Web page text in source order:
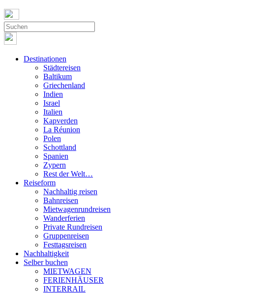
Destinationen
Städtereisen
Baltikum
Griechenland
Indien
Israel
Italien
Kapverden
La Réunion
Polen
Schottland
Spanien
Zypern
Rest der Welt…
Reiseform
Nachhaltig reisen
Bahnreisen
Mietwagenrundreisen
Wanderferien
Private Rundreisen
Gruppenreisen
Festtagsreisen
Nachhaltigkeit
Selber buchen
MIETWAGEN
FERIENHÄUSER
INTERRAIL